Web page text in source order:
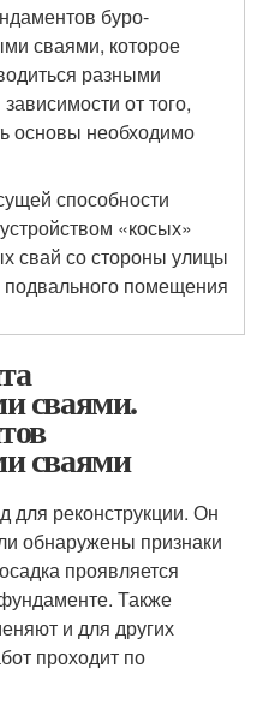
буро-
сваями, которое
разными
от того,
основы необходимо
способности
«косых»
свай со стороны улицы
подвального помещения
сваями.
сваями
для реконструкции. Он
обнаружены признаки
проявляется
Также
и для других
проходит по